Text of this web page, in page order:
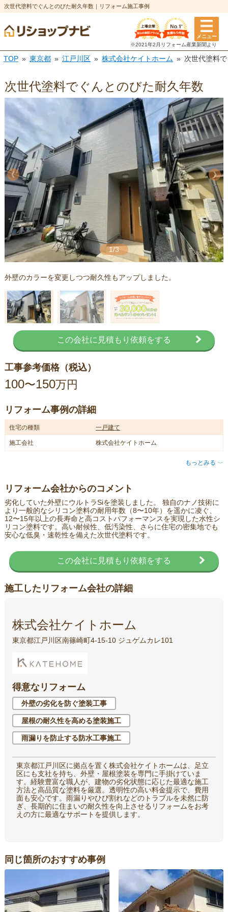
次世代塗料でぐんとのびた耐久年数｜リフォーム施工事例
メニュー
※2021年2月リフォーム産業新聞より
TOP 東京都 江戸川区 株式会社ケイトホーム 次世代塗料
次世代塗料でぐんとのびた耐久年数
1/3
《
《
外壁のカラーを変更しつつ耐久性もアップしました。
この会社に見積もり依頼をする
工事参考価格（税込）
100〜150万円
リフォーム事例の詳細
住宅の種類 一戸建て
施工会社 株式会社ケイトホーム
もっとみる 〈
リフォーム会社からのコメント
劣化していた外壁にウルトラSiを塗装しました。 独自のナノ技術に
より一般的なシリコン塗料の耐用年数（8〜10年）を遥かに凌ぐ、
12〜15年以上の長寿命と高コストパフォーマンスを実現した水性シ
リコン塗料です。高い耐候性、低汚染性、さらに住宅の密集地でも
安心な低臭・速乾性を備えた次世代塗料です。
この会社に見積もり依頼をする
施工したリフォーム会社の詳細
株式会社ケイトホーム
東京都江戸川区南篠崎町4-15-10 ジュゲムカレ101
得意なリフォーム
外壁の劣化を防ぐ塗装工事
屋根の耐久性を高める塗装施工
雨漏りを防止する防水工事施工
東京都江戸川区に拠点を置く株式会社ケイトホームは、足立
区にも支社を持ち、外壁・屋根塗装を専門に手掛けていま
す。経験豊富な職人が、建物の劣化状態に応じた最適な施工
方法と高品質な塗料を厳選。透明性の高い料金提示で、費用
面も安心です。雨漏りやひび割れなどのトラブルを未然に防
ぎ、長期的に住まいの耐久性を向上させるリフォームをお考
えの方に最適なサポートを提供します。
同じ箇所のおすすめ事例